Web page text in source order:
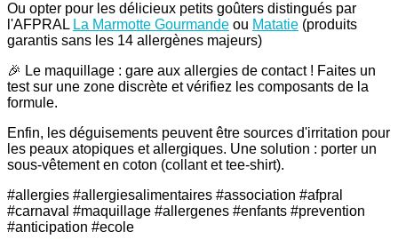
Ou opter pour les délicieux petits goûters distingués par
l'AFPRAL La Marmotte Gourmande ou Matatie (produits
garantis sans les 14 allergènes majeurs)
🎉 Le maquillage : gare aux allergies de contact ! Faites un
test sur une zone discrète et vérifiez les composants de la
formule.
Enfin, les déguisements peuvent être sources d'irritation pour
les peaux atopiques et allergiques. Une solution : porter un
sous-vêtement en coton (collant et tee-shirt).
#allergies #allergiesalimentaires #association #afpral
#carnaval #maquillage #allergenes #enfants #prevention
#anticipation #ecole